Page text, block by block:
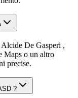
De Gasperi ,
Maps o un altro
precise.
?